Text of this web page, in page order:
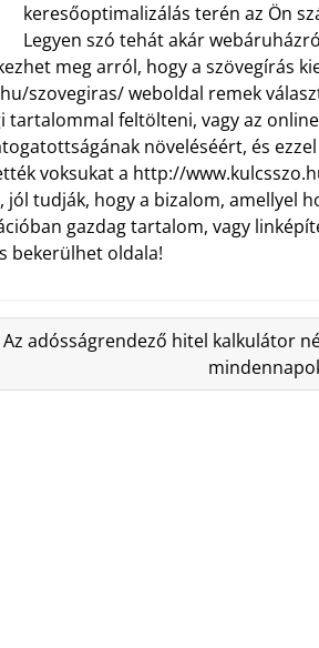
keresőoptimalizálás terén az Ön
Legyen szó tehát akár
meg arról, hogy a szövegírás
szovegiras/ weboldal remek
feltölteni, vagy az
növeléséért, és
voksukat a http://
tudják, hogy a bizalom, amellyel
gazdag tartalom, vagy
bekerülhet oldala!
Az adósságrendező hitel kalkulátor